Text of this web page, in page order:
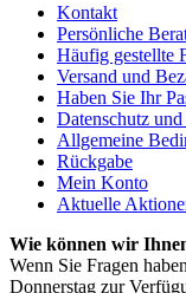
Kontakt
Persönliche
Häufig gestellte
Versand und
Haben Sie Ihr
Datenschutz
Allgemeine
Rückgabe
Mein Konto
Aktuelle
Wie können wir
Wenn Sie Fragen
Donnerstag zur